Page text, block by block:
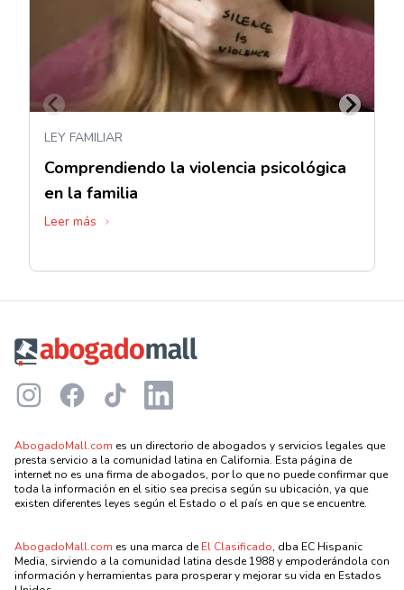
LEY FAMILIAR
Comprendiendo la violencia psicológica
en la familia
Leer más
InstagramFacebookTikTok LinkedIn
AbogadoMall.com es un directorio de abogados y servicios legales que
presta servicio a la comunidad latina en California. Esta página de
internet no es una firma de abogados, por lo que no puede confirmar que
toda la información en el sitio sea precisa según su ubicación, ya que
existen diferentes leyes según el Estado o el país en que se encuentre.
AbogadoMall.com es una marca deEl Clasificado, dba EC Hispanic
Media, sirviendo a la comunidad latina desde 1988 y empoderándola con
información y herramientas para prosperar y mejorar su vida en Estados